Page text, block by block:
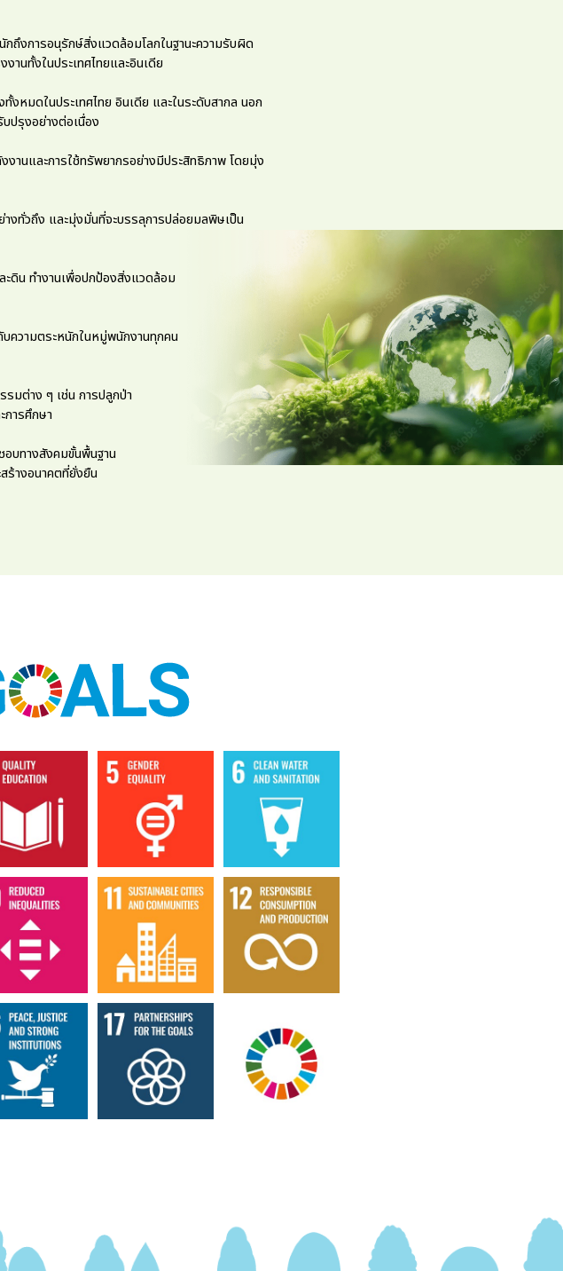
งการอนุรักษ์สิ่งแวดล้อมโลกในฐานะความรับผิด
นทั้งในประเทศไทยและอินเดีย
หมดในประเทศไทย อินเดีย และในระดับสากล นอก
ปรุงอย่างต่อเนื่อง
านและการใช้ทรัพยากรอย่างมีประสิทธิภาพ โดยมุ่ง
างทั่วถึง และมุ่งมั่นที่จะบรรลุการปล่อยมลพิษเป็น
ะดิน ทำงานเพื่อปกป้องสิ่งแวดล้อม
ความตระหนักในหมู่พนักงานทุกคน
มต่าง ๆ เช่น การปลูกป่า
ารศึกษา
บทางสังคมขั้นพื้นฐาน
ร้างอนาคตที่ยั่งยืน